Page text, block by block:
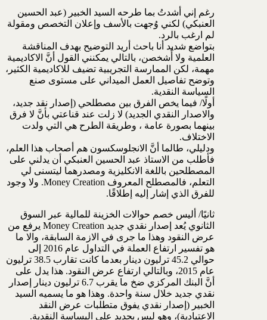
رغم إني أشدتُ بما طرحه السيد الخبير (عبد الحسين
العنبكي) لكني وُجهت بالأسف وإعلان التخصص ومقولة
لم ارغب بالرد.
بتواضع شديد أنا باحث أريد التوضيح بهدف المناقشة
العلمية ولا أُشخصن، بالتالي يمكنني القول أنَّ الاكاديمية
مهمة، لكن الممارسة التجريبية تضيف للاكاديمية الكثير،
وتوضح تفاصيل العمل الميداني على مستوى صنع
السياسة النقدية.
أولًا/ فيما يخص الفرق بين مصطلحي (إصدار نقد جديد،
والاصدار النقدي الجديد) لا زلت عند قناعتي بأنَّ لا فرق
بينهما بصورة عامة ، وطريقة الطرح هي التي ولدت
الاختلاف.
ودليلي، طالما أنَّ الانجلوسكسون هم أصحاب هذا العلم،
فأطلب من الاستاذ عبد الحسين العنبكي أن يدلني على
المصطلحين باللغة الانكليزية ومصدرهما ليتسنى لي
التعلم، فالمصطلح المعروف Money Creation. ولا وجود
للفرق الذي إشار إليه إطلاقًا.
ثانيًا/ أليس خصم حوالات الخزينة للمالية عبر السوق
الثانوي يُعد إصدار نقدي جديد Money Creation يرفع من
عرض النقود وهذا ما جرى في الازمة السابقة، والا ما
هو تفسير ارتفاع العملة في التداول عام 2016 إلى
حوالي 45.2 ترليون دينار بعدما كانت تقارب 38.5 ترليون
عام 2015، وبالتالي ارتفاع عرض النقود. هذا يدل على
أنَّ البنك المركزي ضخ ما يقرب 6.7 ترليون دينار إصدار
نقدي جديد خلال سنة واحدة. وهذا هو ما يسميه السيد
الخبير (إصدار نقدي يفوق متطلبات عرض النقد
الاعتيادية)، وهو ليس بجديد على اليساسة النقدية.